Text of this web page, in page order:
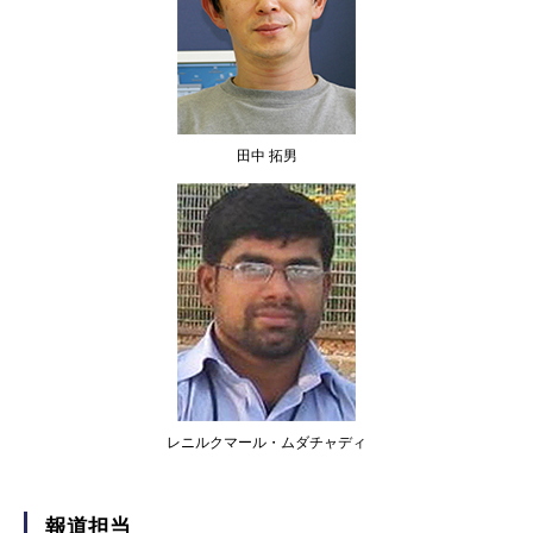
田中 拓男
レニルクマール・ムダチャディ
報道担当